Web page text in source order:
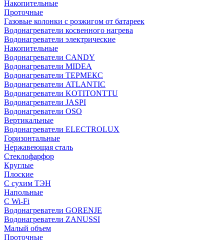
Накопительные
Проточные
Газовые колонки с розжигом от батареек
Водонагреватели косвенного нагрева
Водонагреватели электрические
Накопительные
Водонагреватели CANDY
Водонагреватели MIDEA
Водонагреватели ТЕРМЕКС
Водонагреватели ATLANTIC
Водонагреватели KOTITONTTU
Водонагреватели JASPI
Водонагреватели OSO
Вертикальные
Водонагреватели ELECTROLUX
Горизонтальные
Нержавеющая сталь
Стеклофарфор
Круглые
Плоские
С сухим ТЭН
Напольные
С Wi-Fi
Водонагреватели GORENJE
Водонагреватели ZANUSSI
Малый объем
Проточные